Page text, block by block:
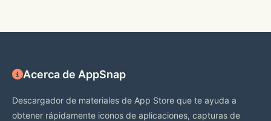
Acerca de AppSnap
Descargador de materiales de App Store que te ayuda a
obtener rápidamente iconos de aplicaciones, capturas de